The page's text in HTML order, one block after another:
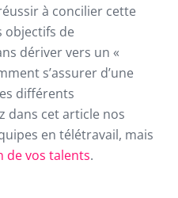
à concilier cette
objectifs de
dériver vers un «
s’assurer d’une
différents
dans cet article nos
en télétravail, mais
de vos talents.